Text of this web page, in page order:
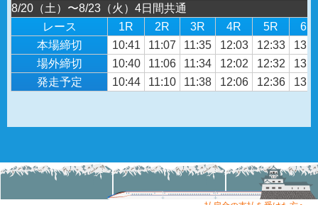
8/20（土）〜8/23（火）4日間共通
レース
1R 2R 3R 4R 5R
6R
本場締切
10:41 11:07 11:35 12:03 12:33
場外締切
10:40 11:06 11:34 12:02 12:32
発走予定
10:44 11:10 11:38 12:06 12:36